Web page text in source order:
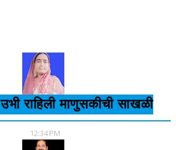
राहिली माणुसकीची साखळी
12:34 PM